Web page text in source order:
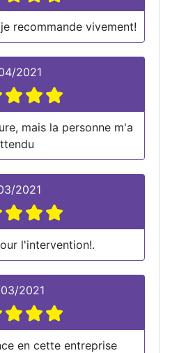
recommande vivement!
2021
mais la personne m'a
2021
l'intervention!.
2021
en cette entreprise